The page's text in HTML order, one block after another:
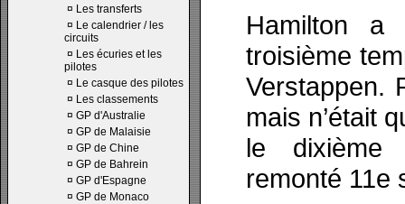
¤ Les transferts
¤ Le calendrier / les
circuits
¤ Les écuries et les
pilotes
¤ Le casque des pilotes
¤ Les classements
¤ GP d'Australie
¤ GP de Malaisie
¤ GP de Chine
¤ GP de Bahrein
¤ GP d'Espagne
¤ GP de Monaco
Hamilton a
troisième
Verstappen.
mais n’était
le dixième
remonté 11e